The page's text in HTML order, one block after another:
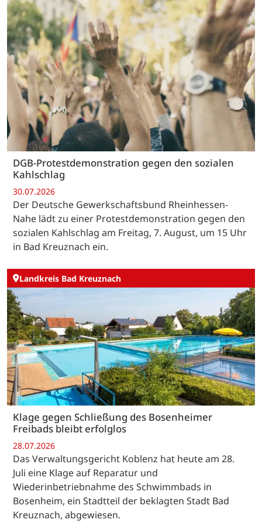
DGB-Protestdemonstration gegen den sozialen
Kahlschlag
30.07.2026
Der Deutsche Gewerkschaftsbund Rheinhessen-
Nahe lädt zu einer Protestdemonstration gegen den
sozialen Kahlschlag am Freitag, 7. August, um 15 Uhr
in Bad Kreuznach ein.
Landkreis Bad Kreuznach
Klage gegen Schließung des Bosenheimer
Freibads bleibt erfolglos
28.07.2026
Das Verwaltungsgericht Koblenz hat heute am 28.
Juli eine Klage auf Reparatur und
Wiederinbetriebnahme des Schwimmbads in
Bosenheim, ein Stadtteil der beklagten Stadt Bad
Kreuznach, abgewiesen.